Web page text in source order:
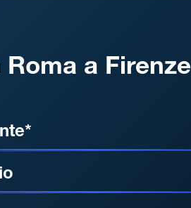
a Firenze